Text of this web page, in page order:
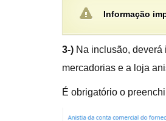
Informação
3-) Na inclusão,
mercadorias e a loja
É obrigatório o